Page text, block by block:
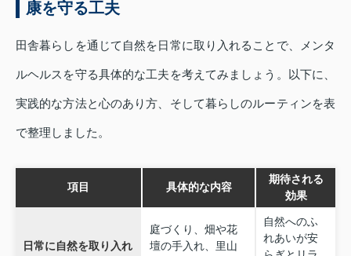
康を守る工夫
田舎暮らしを通じて自然を日常に取り入れることで、メンタ
ルヘルスを守る具体的な工夫を考えてみましょう。以下に、
実践的な方法と心のあり方、そして暮らしのルーティンを表
で整理しました。
項目 具体的な内容
期待される
効果
日常に自然を取り入れ
庭づくり、畑や花
壇の手入れ、里山
自然へのふ
れあいが安